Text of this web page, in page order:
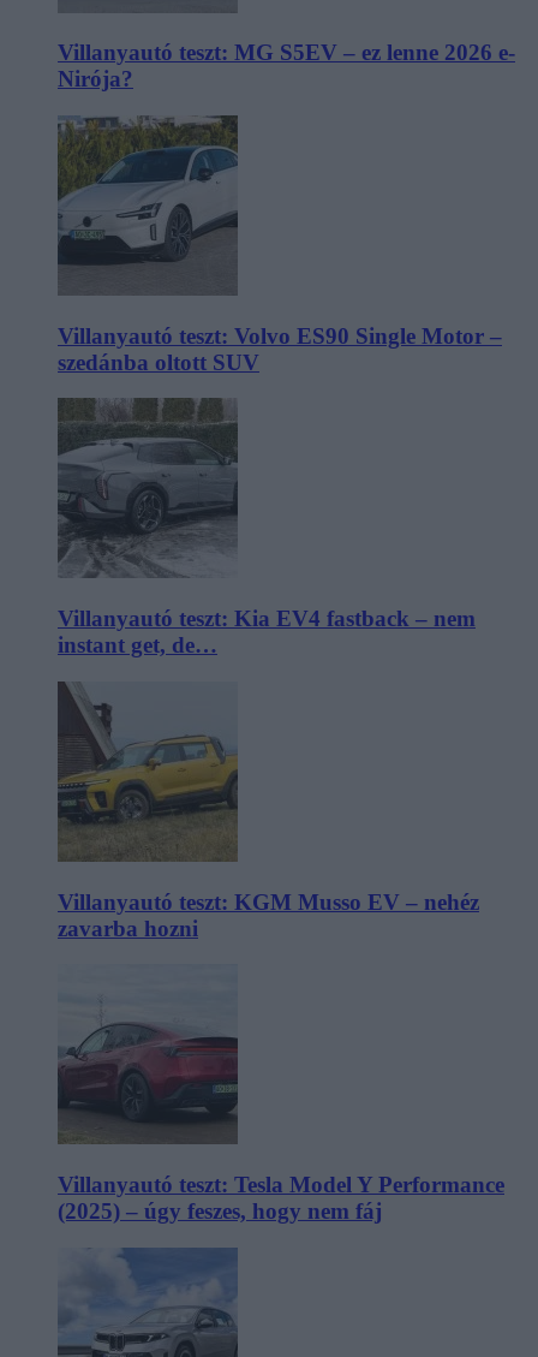
Villanyautó teszt: MG S5EV – ez lenne 2026 e-
Nirója?
Villanyautó teszt: Volvo ES90 Single Motor –
szedánba oltott SUV
Villanyautó teszt: Kia EV4 fastback – nem
instant get, de…
Villanyautó teszt: KGM Musso EV – nehéz
zavarba hozni
Villanyautó teszt: Tesla Model Y Performance
(2025) – úgy feszes, hogy nem fáj